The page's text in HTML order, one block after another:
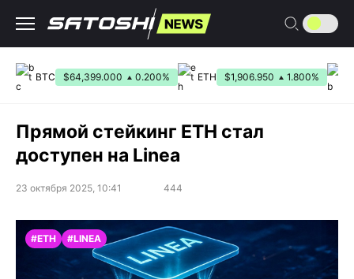
содержанию
BTC $64,399.000 0.200% ETH $1,906.950 1.800%
Прямой стейкинг ETH стал
доступен на Linea
23 октября 2025, 10:41 444
#ETH #LINEA